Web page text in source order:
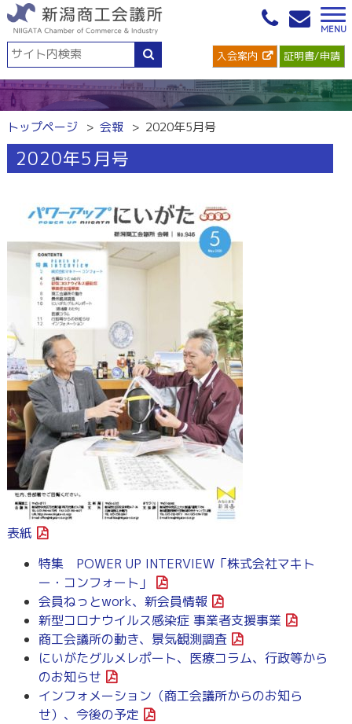
入会案内 証明書/申請
トップページ 会報 2020年5月号
2020年5月号
表紙
特集 POWER UP INTERVIEW「株式会社マキト
ー・コンフォート」
会員ねっとwork、新会員情報
新型コロナウイルス感染症 事業者支援事業
商工会議所の動き、景気観測調査
にいがたグルメレポート、医療コラム、行政等から
のお知らせ
インフォメーション（商工会議所からのお知ら
せ）、今後の予定